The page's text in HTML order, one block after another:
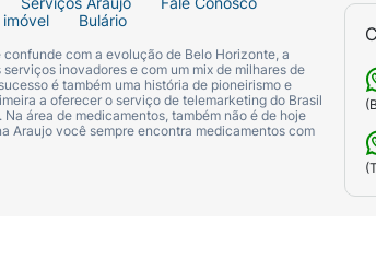
Bulário
com a evolução de Belo Horizonte, a
inovadores e com um mix de milhares de
é também uma história de pioneirismo e
a oferecer o serviço de telemarketing do Brasil
área de medicamentos, também não é de hoje
Araujo você sempre encontra medicamentos com